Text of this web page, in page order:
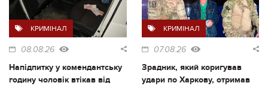
КРИМІНАЛ
08.08.26
Напідпитку у комендантську
годину чоловік втікав від
КРИМІНАЛ
07.08.26
Зрадник, який коригував
удари по Харкову, отримав